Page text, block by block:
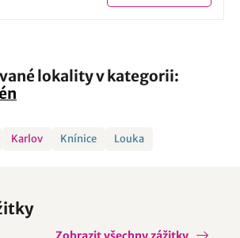
lokality v kategorii:
Karlov Knínice Louka